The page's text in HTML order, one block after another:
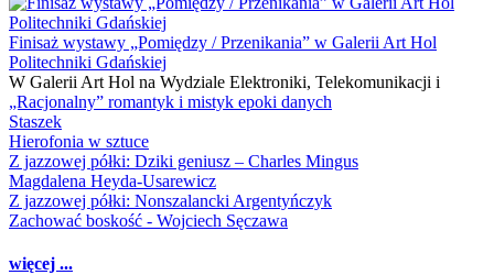
Finisaż wystawy „Pomiędzy / Przenikania” w Galerii Art Hol
Politechniki Gdańskiej
W Galerii Art Hol na Wydziale Elektroniki, Telekomunikacji i
„Racjonalny” romantyk i mistyk epoki danych
Staszek
Hierofonia w sztuce
Z jazzowej półki: Dziki geniusz – Charles Mingus
Magdalena Heyda-Usarewicz
Z jazzowej półki: Nonszalancki Argentyńczyk
Zachować boskość - Wojciech Sęczawa
więcej ...